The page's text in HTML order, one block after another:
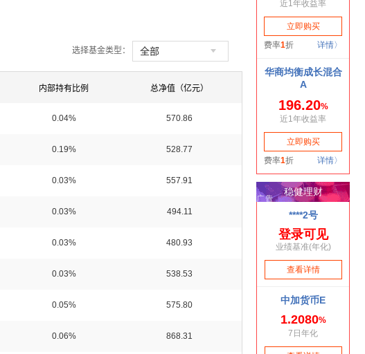
选择基金类型： 全部 
内部持有比例 总净值（亿元）
0.04% 570.86
0.19% 528.77
0.03% 557.91
0.03% 494.11
0.03% 480.93
0.03% 538.53
0.05% 575.80
0.06% 868.31